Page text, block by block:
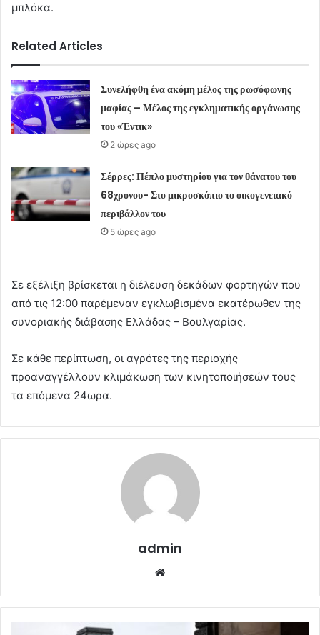
μπλόκα.
Related Articles
Συνελήφθη ένα ακόμη μέλος της ρωσόφωνης
μαφίας – Μέλος της εγκληματικής οργάνωσης
του «Έντικ»
2 ώρες ago
Σέρρες: Πέπλο μυστηρίου για τον θάνατου του
68χρονου- Στο μικροσκόπιο το οικογενειακό
περιβάλλον του
5 ώρες ago
Σε εξέλιξη βρίσκεται η διέλευση δεκάδων φορτηγών που
από τις 12:00 παρέμεναν εγκλωβισμένα εκατέρωθεν της
συνοριακής διάβασης Ελλάδας – Βουλγαρίας.
Σε κάθε περίπτωση, οι αγρότες της περιοχής
προαναγγέλλουν κλιμάκωση των κινητοποιήσεών τους
τα επόμενα 24ωρα.
admin